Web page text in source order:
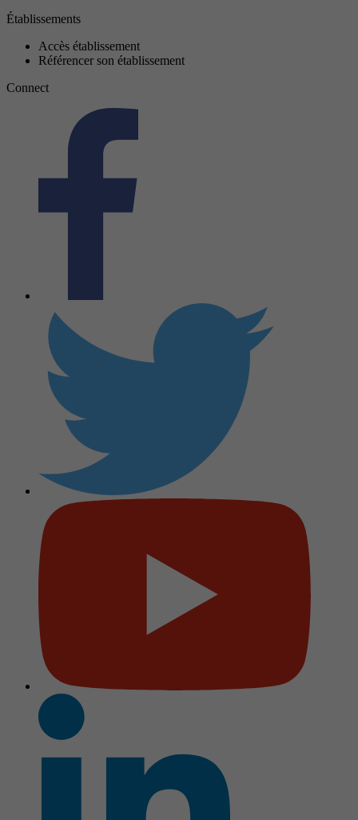
Établissements
Accès établissement
Référencer son établissement
Connect